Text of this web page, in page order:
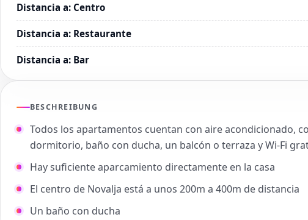
Distancia a: Centro
Distancia a: Restaurante
Distancia a: Bar
BESCHREIBUNG
Todos los apartamentos cuentan con aire acondicionado,
dormitorio, baño con ducha, un balcón o terraza y Wi-Fi
Hay suficiente aparcamiento directamente en la casa
El centro de Novalja está a unos 200m a 400m de distancia
Un baño con ducha